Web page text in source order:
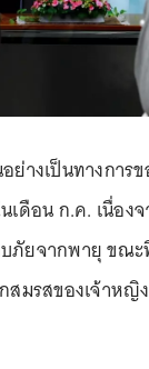
างเป็นทางการ
เดือน ก.ค. เนื่อ
ภัยจากพายุ ขณะ
สมรสของเจ้าหญิ